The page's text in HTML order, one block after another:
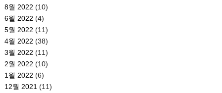
8월 2022 (10)
6월 2022 (4)
5월 2022 (11)
4월 2022 (38)
3월 2022 (11)
2월 2022 (10)
1월 2022 (6)
12월 2021 (11)